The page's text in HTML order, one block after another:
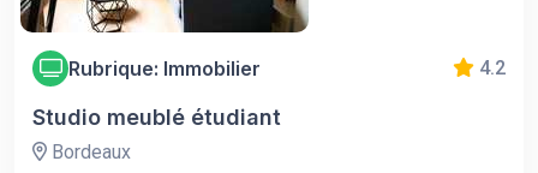
Rubrique: Immobilier 4.2
Studio meublé étudiant
Bordeaux